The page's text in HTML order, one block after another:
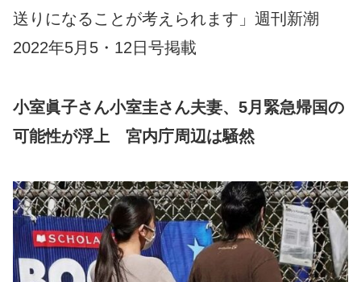
送りになることが考えられます」週刊新潮
2022年5月5・12日号掲載
小室眞子さん小室圭さん夫妻、5月緊急帰国の
可能性が浮上 宮内庁周辺は騒然